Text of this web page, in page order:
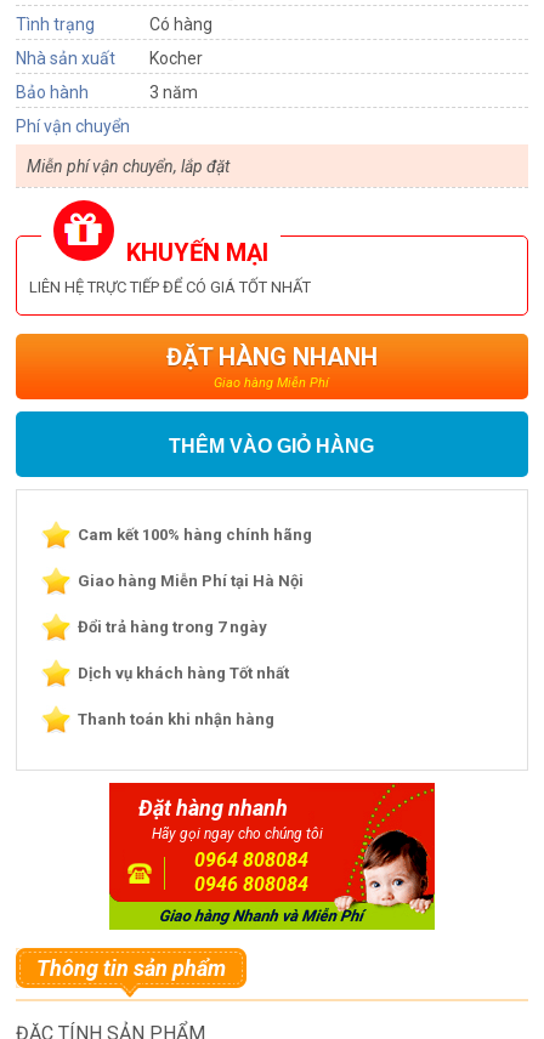
Tình trạng
Có hàng
Nhà sản xuất
Kocher
Bảo hành
3 năm
Phí vận chuyển
Miễn phí vận chuyển, lắp đặt
KHUYẾN MẠI
LIÊN HỆ TRỰC TIẾP ĐỂ CÓ GIÁ TỐT NHẤT
ĐẶT HÀNG NHANH
Giao hàng Miễn Phí
THÊM VÀO GIỎ HÀNG
Cam kết 100% hàng chính hãng
Giao hàng Miễn Phí tại Hà Nội
Đổi trả hàng trong 7 ngày
Dịch vụ khách hàng Tốt nhất
Thanh toán khi nhận hàng
Đặt hàng nhanh
Hãy gọi ngay cho chúng tôi
0964 808084
0946 808084
Thông tin sản phẩm
ĐẶC TÍNH SẢN PHẨM